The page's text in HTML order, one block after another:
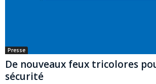
Presse
De nouveaux feux tricolores
sécurité